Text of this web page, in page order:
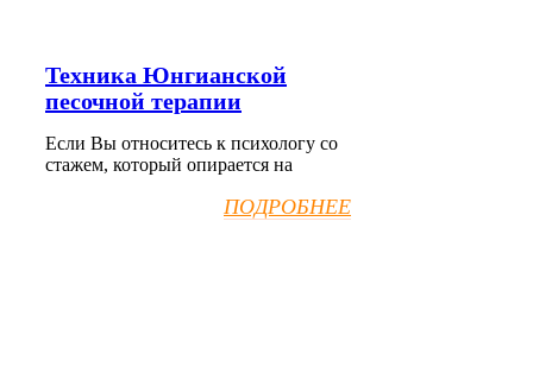
Техника Юнгианской
песочной терапии
Если Вы относитесь к психологу со
стажем, который опирается на
ПОДРОБНЕЕ